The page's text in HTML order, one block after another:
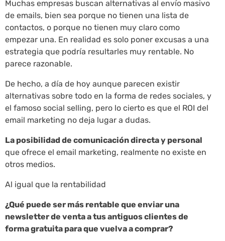
Muchas empresas buscan alternativas al envío masivo
de emails, bien sea porque no tienen una lista de
contactos, o porque no tienen muy claro como
empezar una. En realidad es solo poner excusas a una
estrategia que podría resultarles muy rentable. No
parece razonable.
De hecho, a día de hoy aunque parecen existir
alternativas sobre todo en la forma de redes sociales, y
el famoso social selling, pero lo cierto es que el ROI del
email marketing no deja lugar a dudas.
La posibilidad de comunicación directa y personal
que ofrece el email marketing, realmente no existe en
otros medios.
Al igual que la rentabilidad
¿Qué puede ser más rentable que enviar una
newsletter de venta a tus antiguos clientes de
forma gratuita para que vuelva a comprar?